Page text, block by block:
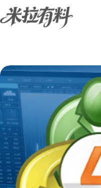
至
容